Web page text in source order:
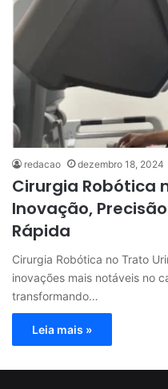
redacao dezembro 18, 2024
Cirurgia Robótica
Inovação,
Rápida
Cirurgia Robótica no Trato
inovações mais notáveis no
transformando…
Leia mais »